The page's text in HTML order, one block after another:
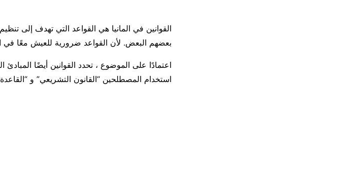
القوانين في المانيا هي القواعد التي تهدف إلى
بعضهم البعض. لأن القواعد ضرورية للعيش معًا في
اعتمادًا على الموضوع ، تحدد القوانين أيضًا المبادئ
استخدام المصطلحين “القانون التشريعي” و “القاعدة